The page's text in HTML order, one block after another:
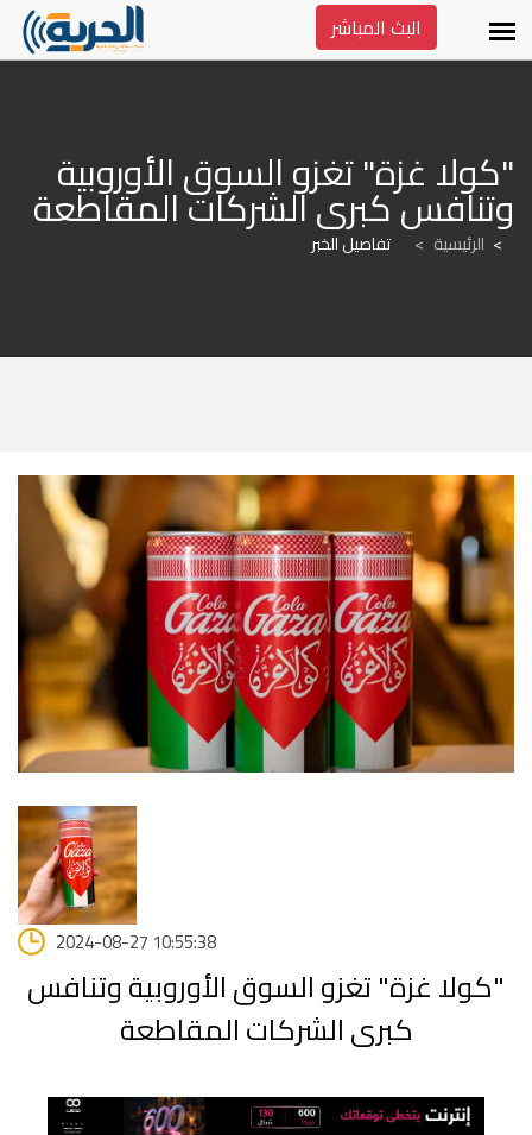
البث المباشر
وتنافس كبرى الشركات المقاطعة
الرئيسية > تفاصيل الخبر
2024-08-27 10:55:38
"كولا غزة" تغزو السوق الأوروبية وتنافس
كبرى الشركات المقاطعة